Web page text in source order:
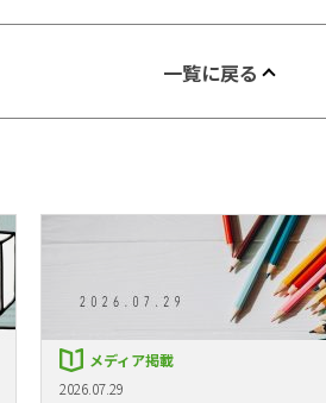
一覧に戻る
メディア掲載
2026.07.29